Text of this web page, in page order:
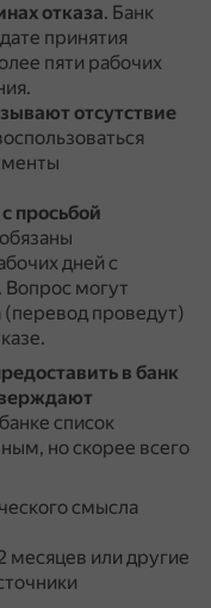
отказа. Банк
принятия
пяти рабочих
отсутствие
просьбой
дней с
Вопрос могут
(перевод проведут)
в банк
список
но скорее всего
смысла
месяцев или другие